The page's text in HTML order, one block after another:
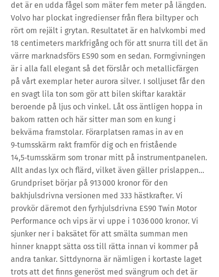
det är en udda fågel som mäter fem meter på längden.
Volvo har plockat ingredienser från flera biltyper och
rört om rejält i grytan. Resultatet är en halvkombi med
18 centimeters markfrigång och för att snurra till det än
värre marknadsförs ES90 som en sedan. Formgivningen
är i alla fall elegant så det förslår och metallicfärgen
på vårt exemplar heter aurora silver. I solljuset får den
en svagt lila ton som gör att bilen skiftar karaktär
beroende på ljus och vinkel. Låt oss äntligen hoppa in
bakom ratten och här sitter man som en kung i
bekväma framstolar. Förarplatsen ramas in av en
9‑tumsskärm rakt framför dig och en fristående
14,5‑tumsskärm som tronar mitt på instrumentpanelen.
Allt andas lyx och flärd, vilket även gäller prislappen…
Grundpriset börjar på 913 000 kronor för den
bakhjulsdrivna versionen med 333 hästkrafter. Vi
provkör däremot den fyrhjulsdrivna ES90 Twin Motor
Performance och vips är vi uppe i 1 036 000 kronor. Vi
sjunker ner i baksätet för att smälta summan men
hinner knappt sätta oss till rätta innan vi kommer på
andra tankar. Sittdynorna är nämligen i kortaste laget
trots att det finns generöst med svängrum och det är